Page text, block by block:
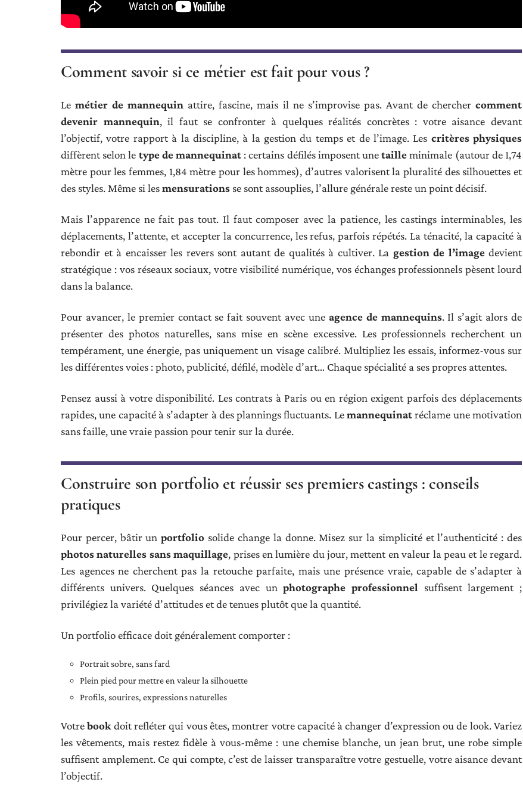
Comment savoir si ce métier est fait pour vous ?
Lemétier de mannequin attire, fascine, mais il ne s’improvise pas. Avant de cherchercomment
devenir mannequin, il faut se confronter à quelques réalités concrètes : votre aisance devant
l’objectif, votre rapport à la discipline, à la gestion du temps et de l’image. Les critères physiques
diffèrent selon le type de mannequinat : certains défilés imposent unetailleminimale (autour de 1,74
mètre pour les femmes, 1,84 mètre pour les hommes), d’autres valorisent la pluralité des silhouettes et
des styles. Même si lesmensurations se sont assouplies, l’allure générale reste un point décisif.
Mais l’apparence ne fait pas tout. Il faut composer avec la patience, les castings interminables, les
déplacements, l’attente, et accepter la concurrence, les refus, parfois répétés. La ténacité, la capacité à
rebondir et à encaisser les revers sont autant de qualités à cultiver. La gestion de l’imagedevient
stratégique : vos réseaux sociaux, votre visibilité numérique, vos échanges professionnels pèsent lourd
dans la balance.
Pour avancer, le premier contact se fait souvent avec une agence de mannequins. Il s’agit alors de
présenter des photos naturelles, sans mise en scène excessive. Les professionnels recherchent un
tempérament, une énergie, pas uniquement un visage calibré. Multipliez les essais, informez-vous sur
les différentes voies : photo, publicité, défilé, modèle d’art… Chaque spécialité a ses propres attentes.
Pensez aussi à votre disponibilité. Les contrats à Paris ou en région exigent parfois des déplacements
rapides, une capacité à s’adapter à des plannings fluctuants. Lemannequinatréclame une motivation
sans faille, une vraie passion pour tenir sur la durée.
Construire son portfolio et réussir ses premiers castings : conseils
pratiques
Pour percer, bâtir unportfolio solide change la donne. Misez sur la simplicité et l’authenticité : des
photos naturelles sans maquillage, prises en lumière du jour, mettent en valeur la peau et le regard.
Les agences ne cherchent pas la retouche parfaite, mais une présence vraie, capable de s’adapter à
différents univers. Quelques séances avec unphotographe professionnel suffisent largement ;
privilégiez la variété d’attitudes et de tenues plutôt que la quantité.
Un portfolio efficace doit généralement comporter :
Portrait sobre, sans fard
Plein pied pour mettre en valeur la silhouette
Profils, sourires, expressions naturelles
Votrebook doit refléter qui vous êtes, montrer votre capacité à changer d’expression ou de look. Variez
les vêtements, mais restez fidèle à vous-même : une chemise blanche, un jean brut, une robe simple
suffisent amplement. Ce qui compte, c’est de laisser transparaître votre gestuelle, votre aisance devant
l’objectif.